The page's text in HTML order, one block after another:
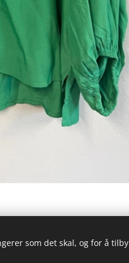
som det skal, og for å tilby